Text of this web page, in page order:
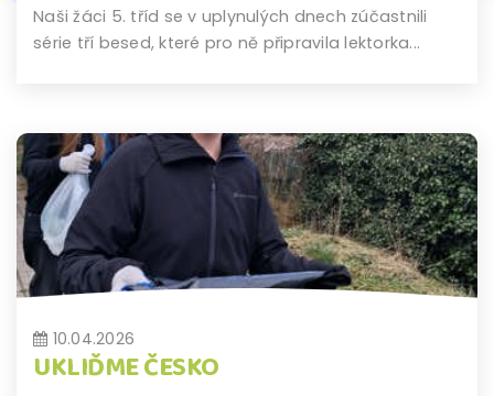
Naši žáci 5. tříd se v uplynulých dnech zúčastnili
série tří besed, které pro ně připravila lektorka...
10.04.2026
UKLIĎME ČESKO